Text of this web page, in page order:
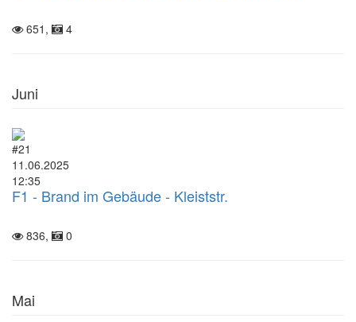
651, 4
Juni
#21
11.06.2025
12:35
F1 - Brand im Gebäude - Kleiststr.
836, 0
Mai